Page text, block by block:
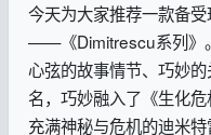
今天为大家推荐一款备
——《Dimitrescu系列》
心弦的故事情节、巧妙
名，巧妙融入了《生化
充满神秘与危机的迪米